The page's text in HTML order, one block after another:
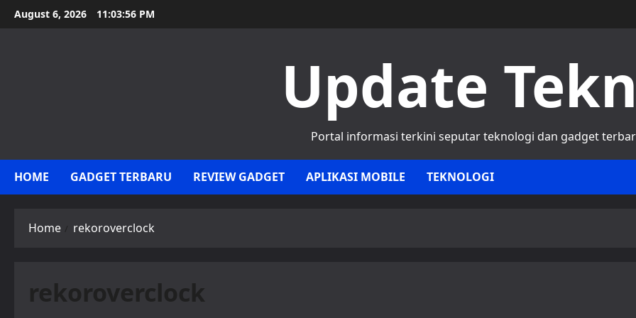
Skip
to
August 6, 2026 11:03:56 PM
Update
Portal informasi terkini seputar teknologi dan gadget
HOME GADGET TERBARU REVIEW GADGET APLIKASI MOBILE TEKNOLOGI
Home rekoroverclock
rekoroverclock